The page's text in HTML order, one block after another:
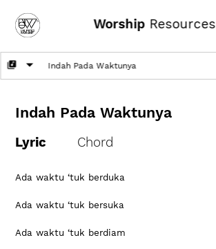
Worship Resources
Indah Pada Waktunya
Lyric Chord
Ada waktu ‘tuk berduka
Ada waktu ‘tuk bersuka
Ada waktu ‘tuk berdiam